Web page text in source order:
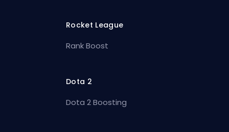
Rocket League
Rank Boost
Dota 2
Dota 2 Boosting